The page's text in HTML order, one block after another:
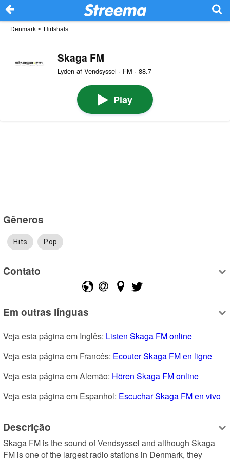
Denmark > Hirtshals
Skaga FM
Lyden af Vendsyssel · FM · 88.7
Play
Gêneros
Hits Pop
Contato
Em outras línguas
Veja esta página em Inglês: Listen Skaga FM online
Veja esta página em Francês: Ecouter Skaga FM en ligne
Veja esta página em Alemão: Hören Skaga FM online
Veja esta página em Espanhol: Escuchar Skaga FM en vivo
Descrição
Skaga FM is the sound of Vendsyssel and although Skaga
FM is one of the largest radio stations in Denmark, they